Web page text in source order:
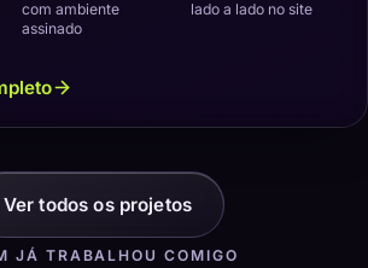
com ambiente
assinado
lado a lado no site
Ver todos os projetos
JÁ TRABALHOU COMIGO